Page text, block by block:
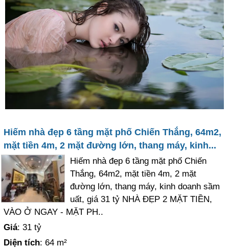
Hiếm nhà đẹp 6 tầng mặt phố Chiến Thắng, 64m2,
mặt tiền 4m, 2 mặt đường lớn, thang máy, kinh...
Hiếm nhà đẹp 6 tầng mặt phố Chiến
Thắng, 64m2, mặt tiền 4m, 2 mặt
đường lớn, thang máy, kinh doanh sầm
uất, giá 31 tỷ NHÀ ĐẸP 2 MẶT TIỀN,
VÀO Ở NGAY - MẶT PH..
Giá: 31 tỷ
Diện tích: 64 m²